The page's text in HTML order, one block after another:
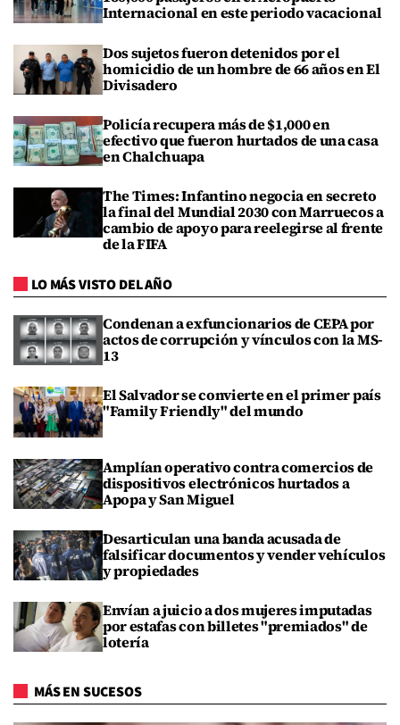
Internacional en este periodo vacacional
Dos sujetos fueron detenidos por el
homicidio de un hombre de 66 años en El
Divisadero
Policía recupera más de $1,000 en
efectivo que fueron hurtados de una casa
en Chalchuapa
The Times: Infantino negocia en secreto
la final del Mundial 2030 con Marruecos a
cambio de apoyo para reelegirse al frente
de la FIFA
LO MÁS VISTO DEL AÑO
Condenan a exfuncionarios de CEPA por
actos de corrupción y vínculos con la MS-
13
El Salvador se convierte en el primer país
"Family Friendly" del mundo
Amplían operativo contra comercios de
dispositivos electrónicos hurtados a
Apopa y San Miguel
Desarticulan una banda acusada de
falsificar documentos y vender vehículos
y propiedades
Envían a juicio a dos mujeres imputadas
por estafas con billetes "premiados" de
lotería
MÁS EN SUCESOS